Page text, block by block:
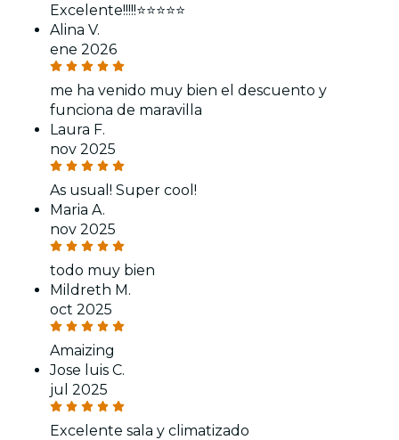
Excelente!!!!!⭐️⭐️⭐️⭐️⭐️
Alina V.
ene 2026
me ha venido muy bien el descuento y
funciona de maravilla
Laura F.
nov 2025
As usual! Super cool!
Maria A.
nov 2025
todo muy bien
Mildreth M.
oct 2025
Amaizing
Jose luis C.
jul 2025
Excelente sala y climatizado